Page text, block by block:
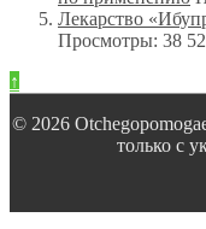
Лекарство
Просмотры: 38
↑
© 2026
только с